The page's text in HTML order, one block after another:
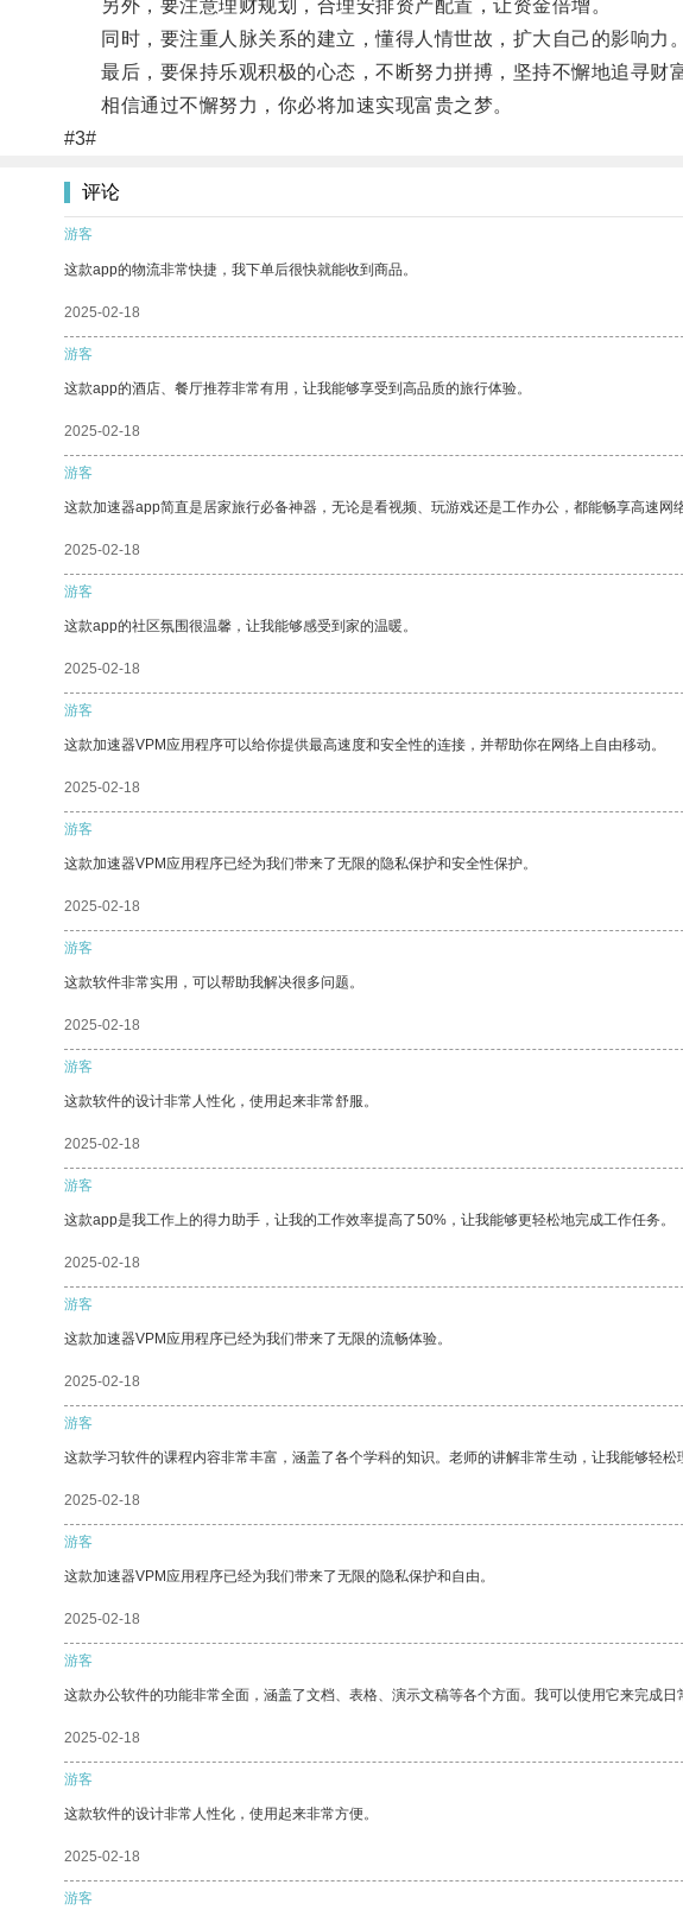
另外，要注意理财规划，合理安排资产配置，让资金倍增。
同时，要注重人脉关系的建立，懂得人情世故，扩大自己的影响力。
最后，要保持乐观积极的心态，不断努力拼搏，坚持不懈地追寻财富
相信通过不懈努力，你必将加速实现富贵之梦。
#3#
评论
游客
这款app的物流非常快捷，我下单后很快就能收到商品。
2025-02-18
游客
这款app的酒店、餐厅推荐非常有用，让我能够享受到高品质的旅行体验。
2025-02-18
游客
这款加速器app简直是居家旅行必备神器，无论是看视频、玩游戏还是工作办公，都能畅享高速
2025-02-18
游客
这款app的社区氛围很温馨，让我能够感受到家的温暖。
2025-02-18
游客
这款加速器VPM应用程序可以给你提供最高速度和安全性的连接，并帮助你在网络上自由移动。
2025-02-18
游客
这款加速器VPM应用程序已经为我们带来了无限的隐私保护和安全性保护。
2025-02-18
游客
这款软件非常实用，可以帮助我解决很多问题。
2025-02-18
游客
这款软件的设计非常人性化，使用起来非常舒服。
2025-02-18
游客
这款app是我工作上的得力助手，让我的工作效率提高了50%，让我能够更轻松地完成工作任务。
2025-02-18
游客
这款加速器VPM应用程序已经为我们带来了无限的流畅体验。
2025-02-18
游客
这款学习软件的课程内容非常丰富，涵盖了各个学科的知识。老师的讲解非常生动，让我能够轻松
2025-02-18
游客
这款加速器VPM应用程序已经为我们带来了无限的隐私保护和自由。
2025-02-18
游客
这款办公软件的功能非常全面，涵盖了文档、表格、演示文稿等各个方面。我可以使用它来完成日
2025-02-18
游客
这款软件的设计非常人性化，使用起来非常方便。
2025-02-18
游客